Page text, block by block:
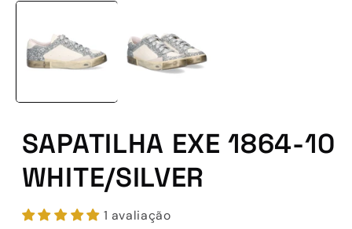
em
modal
SAPATILHA EXE 1864-10
WHITE/SILVER
1 avaliação